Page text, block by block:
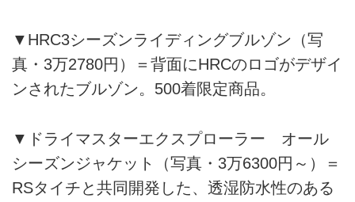
▼HRC3シーズンライディングブルゾン（写
真・3万2780円）＝背面にHRCのロゴがデザイ
ンされたブルゾン。500着限定商品。
▼ドライマスターエクスプローラー オール
シーズンジャケット（写真・3万6300円～）＝
RSタイチと共同開発した、透湿防水性のある